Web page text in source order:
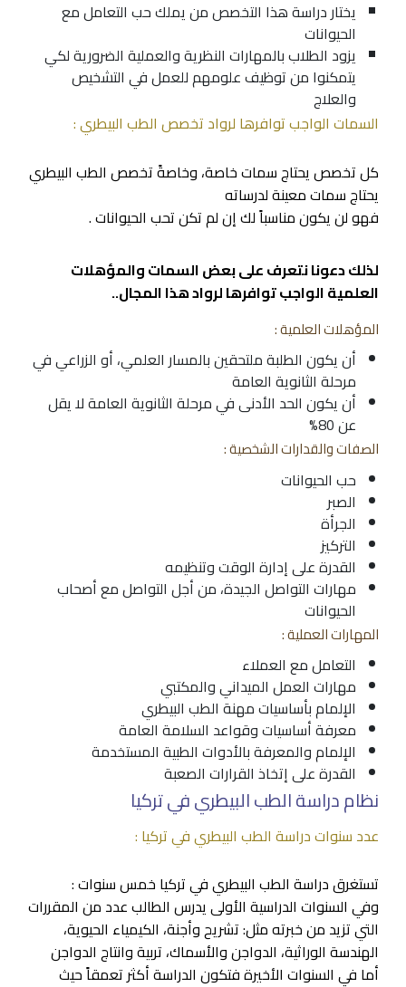
يختار دراسة هذا التخصص من يملك حب التعامل مع
الحيوانات
يزود الطلاب بالمهارات النظرية والعملية الضرورية لكي
يتمكنوا من توظيف علومهم للعمل في التشخيص
والعلاج
السمات الواجب توافرها لرواد تخصص الطب البيطري :
كل تخصص يحتاج سمات خاصة، وخاصةً تخصص الطب البيطري
يحتاج سمات معينة لدرساته
فهو لن يكون مناسباً لك إن لم تكن تحب الحيوانات .
لذلك دعونا نتعرف على بعض السمات والمؤهلات
العلمية الواجب توافرها لرواد هذا المجال..
المؤهلات العلمية :
أن يكون الطلبة ملتحقين بالمسار العلمي، أو الزراعي في
مرحلة الثانوية العامة
أن يكون الحد الأدنى في مرحلة الثانوية العامة لا يقل
عن 80%
الصفات والقدارات الشخصية :
حب الحيوانات
الصبر
الجرأة
التركيز
القدرة على إدارة الوقت وتنظيمه
مهارات التواصل الجيدة، من أجل التواصل مع أصحاب
الحيوانات
المهارات العملية :
التعامل مع العملاء
مهارات العمل الميداني والمكتبي
الإلمام بأساسيات مهنة الطب البيطري
معرفة أساسيات وقواعد السلامة العامة
الإلمام والمعرفة بالأدوات الطبية المستخدمة
القدرة على إتخاذ القرارات الصعبة
نظام دراسة الطب البيطري في تركيا
عدد سنوات دراسة الطب البيطري في تركيا :
تستغرق دراسة الطب البيطري في تركيا خمس سنوات :
وفي السنوات الدراسية الأولى يدرس الطالب عدد من المقررات
التي تزيد من خبرته مثل: تشريح وأجنة، الكيمياء الحيوية،
الهندسة الوراثية، الدواجن والأسماك، تربية وانتاج الدواجن
أما في السنوات الأخيرة فتكون الدراسة أكثر تعمقاً حيث